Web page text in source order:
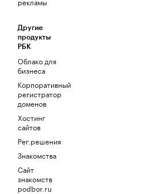
Другие
продукты
РБК
Облако для
бизнеса
Корпоративный
регистратор
доменов
Хостинг
сайтов
Рег.решения
Знакомства
Сайт
знакомств
podbor.ru